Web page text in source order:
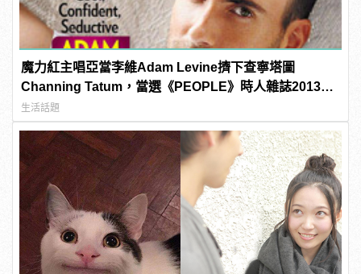
魔力紅主唱亞當李維Adam Levine擠下查寧塔圖
Channing Tatum，當選《PEOPLE》時人雜誌2013年
最性感男人！
生活話題